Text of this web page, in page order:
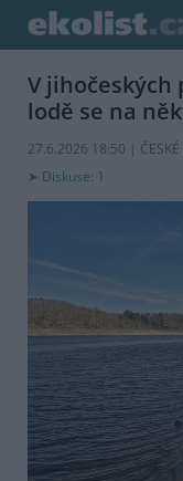
V jihočeských
lodě se na
27.6.2026 18:50 | ČESKÉ
Diskuse: 1